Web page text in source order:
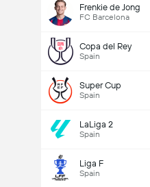
Frenkie de Jong
FC Barcelona
Copa del Rey
Spain
Super Cup
Spain
LaLiga 2
Spain
Liga F
Spain